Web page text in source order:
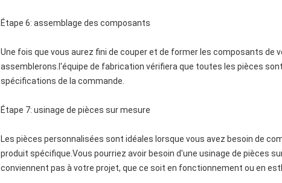
Étape 6: assemblage des composants
Une fois que vous aurez fini de couper et de former les composants de
assemblerons.l'équipe de fabrication vérifiera que toutes les pièces
spécifications de la commande.
Étape 7: usinage de pièces sur mesure
Les pièces personnalisées sont idéales lorsque vous avez besoin de
produit spécifique.Vous pourriez avoir besoin d'une usinage de pièces
conviennent pas à votre projet, que ce soit en fonctionnement ou en